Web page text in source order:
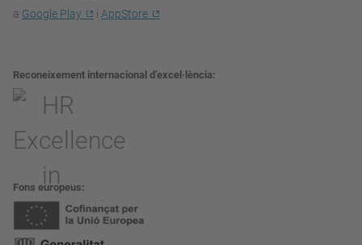
a Google Play i AppStore
Reconeixement internacional d’excel·lència
Fons europeus